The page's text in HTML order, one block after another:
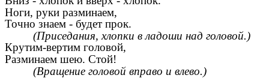
Ноги, руки разминаем,
Точно знаем - будет прок.
(Приседания, хлопки в ладоши над головой.)
Крутим-вертим головой,
Разминаем шею. Стой!
(Вращение головой вправо и влево.)